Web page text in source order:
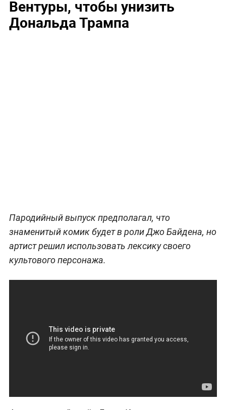
Вентуры, чтобы унизить
Дональда Трампа
Пародийный выпуск предполагал, что
знаменитый комик будет в роли Джо Байдена, но
артист решил использовать лексику своего
культового персонажа.